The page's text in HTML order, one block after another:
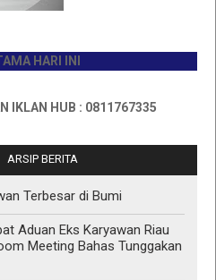
HARI INI
HUB : 0811767335
ARSIP BERITA
Terbesar di Bumi
Aduan Eks Karyawan Riau
Meeting Bahas Tunggakan